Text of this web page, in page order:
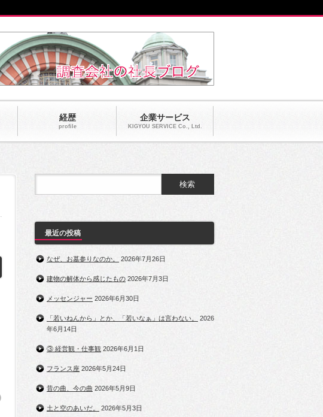
経歴
profile
企業サービス
KIGYOU SERVICE Co., Ltd.
最近の投稿
なぜ、お墓参りなのか。 2026年7月26日
建物の解体から感じたもの 2026年7月3日
メッセンジャー 2026年6月30日
「若いねんから」とか、「若いなぁ」は言わない。
2026
年6月14日
③ 経営観・仕事観 2026年6月1日
フランス座 2026年5月24日
昔の曲、今の曲 2026年5月9日
土と空のあいだ。 2026年5月3日